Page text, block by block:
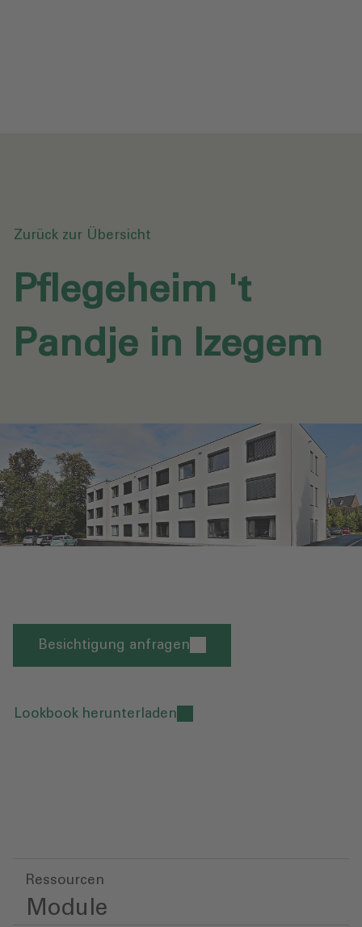
Zurück zur Übersicht
Pflegeheim 't
Pandje in Izegem
Besichtigung anfragen
Lookbook herunterladen
Ressourcen
Module